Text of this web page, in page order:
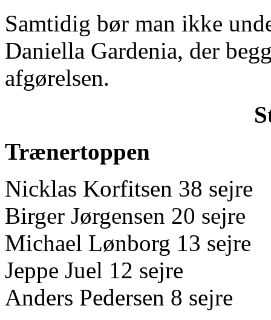
Samtidig bør man ikke
Daniella Gardenia, der
afgørelsen.
Trænertoppen
Nicklas Korfitsen 38 sejre
Birger Jørgensen 20 sejre
Michael Lønborg 13 sejre
Jeppe Juel 12 sejre
Anders Pedersen 8 sejre